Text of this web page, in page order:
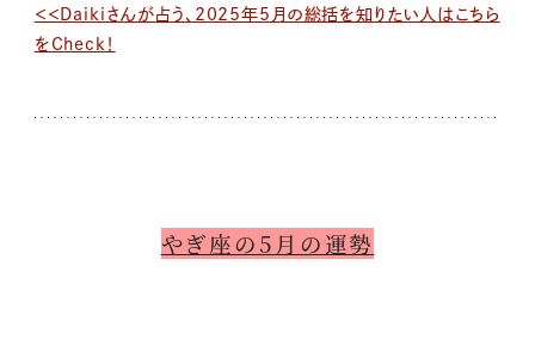
＜＜Daikiさんが占う、2025年5月の総括を知りたい人はこちら
をCheck！
やぎ座の5月の運勢